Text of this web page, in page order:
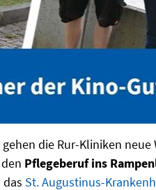
die Rur-Kliniken
Pflegeberuf ins
St. Augustinus-